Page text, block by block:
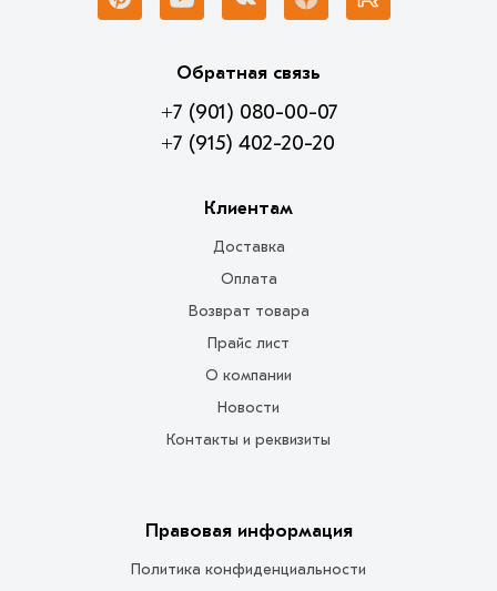
Обратная связь
+7 (901) 080-00-07
+7 (915) 402-20-20
Клиентам
Доставка
Оплата
Возврат товара
Прайс лист
О компании
Новости
Контакты и реквизиты
Правовая информация
Политика конфиденциальности